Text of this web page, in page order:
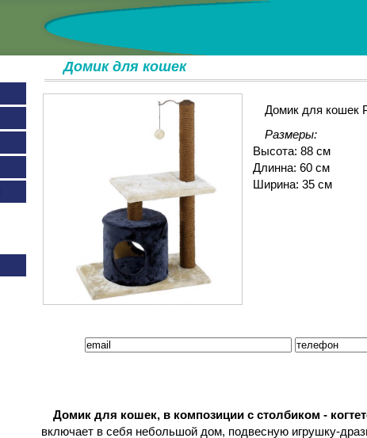
Домик для кошек
Домик для кошек
Размеры:
Высота: 88 см
Длинна: 60 см
Ширина: 35 см
Домик для кошек, в композиции с столбиком -
включает в себя небольшой дом, подвесную игрушку-